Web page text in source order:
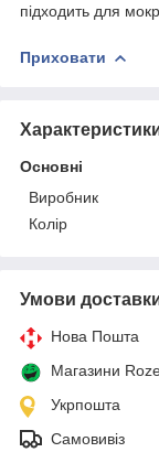
підходить для
Приховати
Основні
Виробник
Колір
Умови
Нова Пошта
Магазини
Укрпошта
Самовивіз